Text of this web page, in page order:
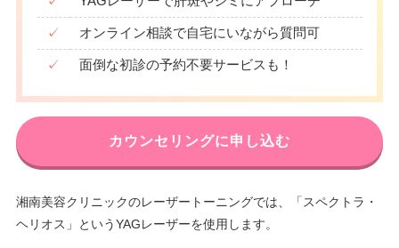
✓ オンライン相談で自宅にいながら質問可
✓ 面倒な初診の予約不要サービスも！
カウンセリングに申し込む
湘南美容クリニックのレーザートーニングでは、「スペクトラ・
ヘリオス」というYAGレーザーを使用します。